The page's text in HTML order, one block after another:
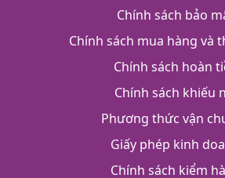
Chính sách bảo
Chính sách mua hàng và
Chính sách hoàn
Chính sách khiếu
Phương thức vận
Giấy phép kinh
Chính sách kiểm